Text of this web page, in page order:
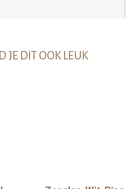
JE DIT OOK LEUK